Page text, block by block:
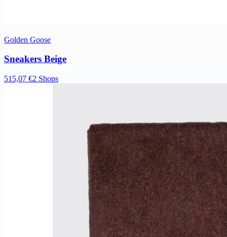
Golden Goose
Sneakers Beige
515,07 €2 Shops